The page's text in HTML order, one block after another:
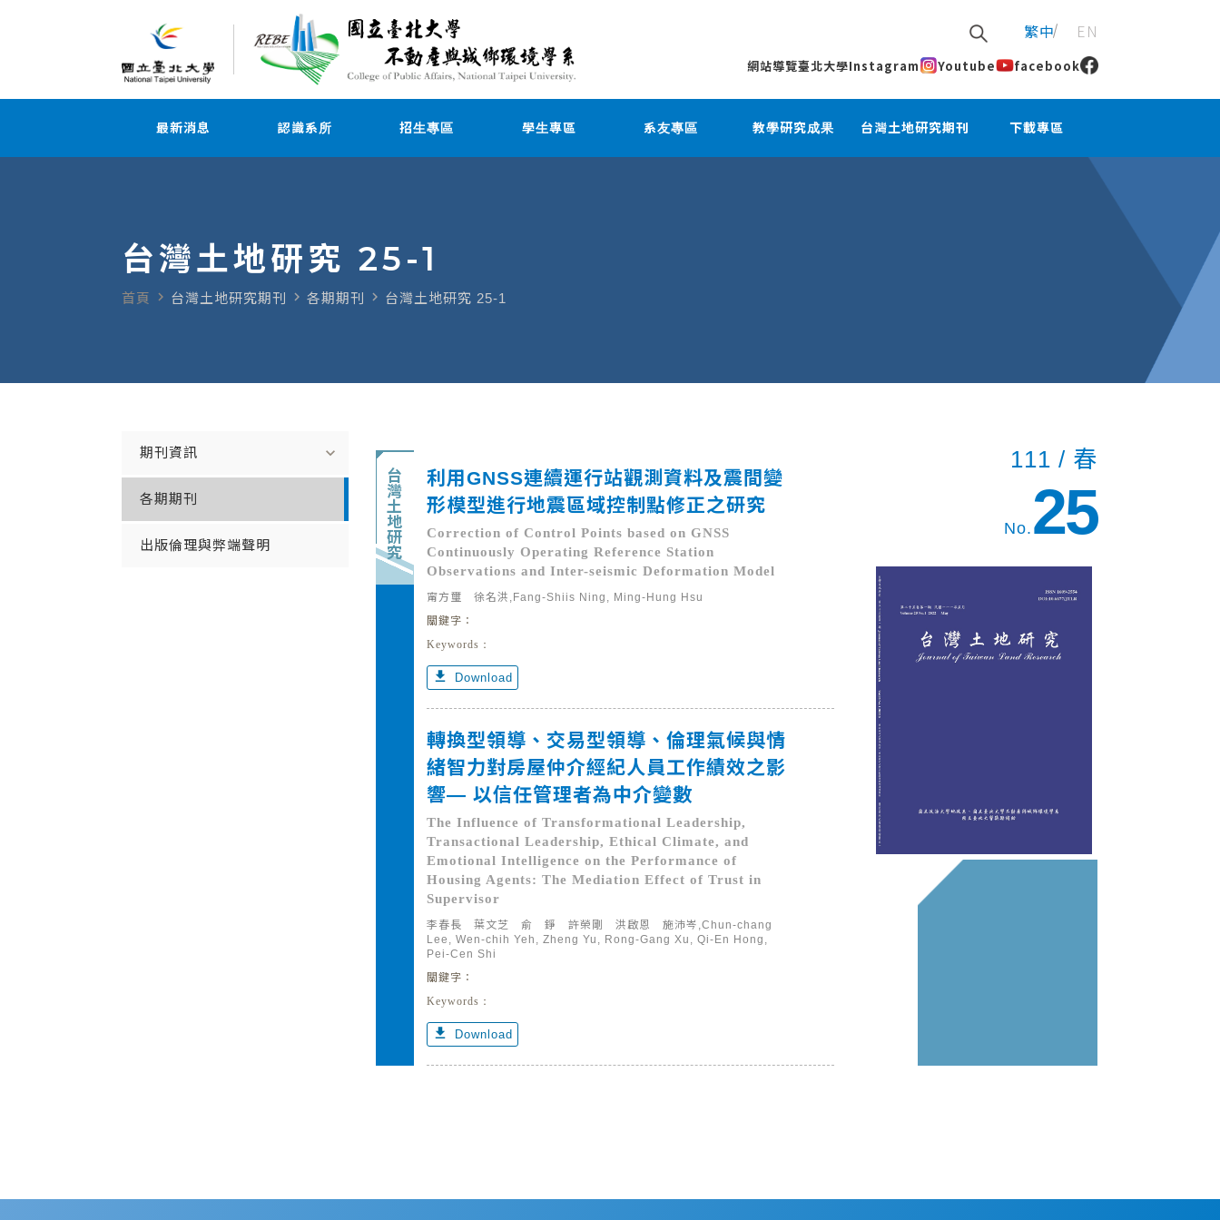
繁中 EN
網站導覽臺北大學Instagram Youtube facebook
最新消息 認識系所 招生專區 學生專區 系友專區 教學研究成果 台灣土地研究期刊 下載專區
台灣土地研究 25-1
首頁 navigate_next 台灣土地研究期刊 navigate_next 各期期刊 navigate_next 台灣土地研究 25-1
期刊資訊 expand_more
各期期刊
出版倫理與弊端聲明
台
灣
土
地
研
究
利用GNSS連續運行站觀測資料及震間變
形模型進行地震區域控制點修正之研究
Correction of Control Points based on GNSS
Continuously Operating Reference Station
Observations and Inter-seismic Deformation Model
甯方璽 徐名洪,Fang-Shiis Ning, Ming-Hung Hsu
關鍵字：
Keywords：
Download
get_app
轉換型領導、交易型領導、倫理氣候與情
緒智力對房屋仲介經紀人員工作績效之影
響— 以信任管理者為中介變數
The Influence of Transformational Leadership,
Transactional Leadership, Ethical Climate, and
Emotional Intelligence on the Performance of
Housing Agents: The Mediation Effect of Trust in
Supervisor
李春長 葉文芝 俞 錚 許榮剛 洪啟恩 施沛岑,Chun-chang
Lee, Wen-chih Yeh, Zheng Yu, Rong-Gang Xu, Qi-En Hong,
Pei-Cen Shi
關鍵字：
Keywords：
Download
get_app
111 / 春
No. 25